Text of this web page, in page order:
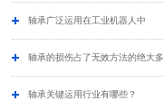
​轴承广泛运用在工业机器人中
轴承的损伤占了无效方法的绝大
轴承关键运用行业有哪些？